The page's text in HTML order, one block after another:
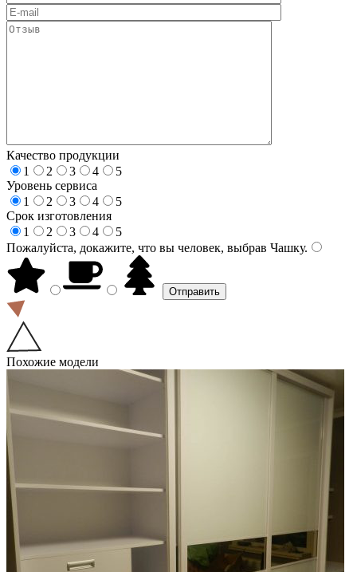
Качество продукции
1
2 3 4
5
Уровень сервиса
1
2 3 4
5
Срок изготовления
1
2 3 4
5
Пожалуйста, докажите, что вы человек, выбрав Чашку.
Похожие модели